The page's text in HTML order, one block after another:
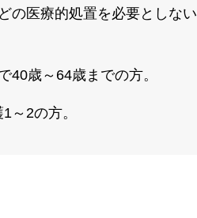
の医療的処置を必要としない
40歳～64歳までの方。
～2の方。